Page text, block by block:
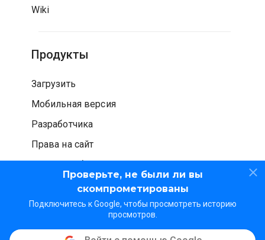
Проверьте, не были ли вы
скомпрометированы
Подключитесь к Google, чтобы просмотреть историю
просмотров.
Wiki
Продукты
Загрузить
Мобильная версия
Разработчика
Права на сайт
Проверка безопасности